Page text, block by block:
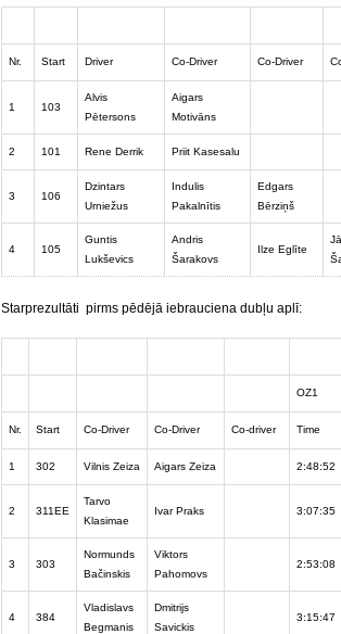
Nr. Start Driver Co-Driver Co-Driver
1 103
Alvis
Pētersons
Aigars
Motivāns
2 101 Rene Derrik Priit Kasesalu
3 106
Dzintars
Urniežus
Indulis
Pakalnītis
Edgars
Bērziņš
4 105
Guntis
Lukševics
Andris
Šarakovs
Ilze Eglīte
Starprezultāti pirms pēdējā iebrauciena dubļu aplī:
OZ1
Nr. Start Co-Driver Co-Driver Co-driver Time
1 302 Vilnis Zeiza Aigars Zeiza 2:48:52
2 311EE
Tarvo
Klasimae
Ivar Praks 3:07:35
3 303
Normunds
Bačinskis
Viktors
Pahomovs
2:53:08
4 384
Vladislavs
Begmanis
Dmitrijs
Savickis
3:15:47